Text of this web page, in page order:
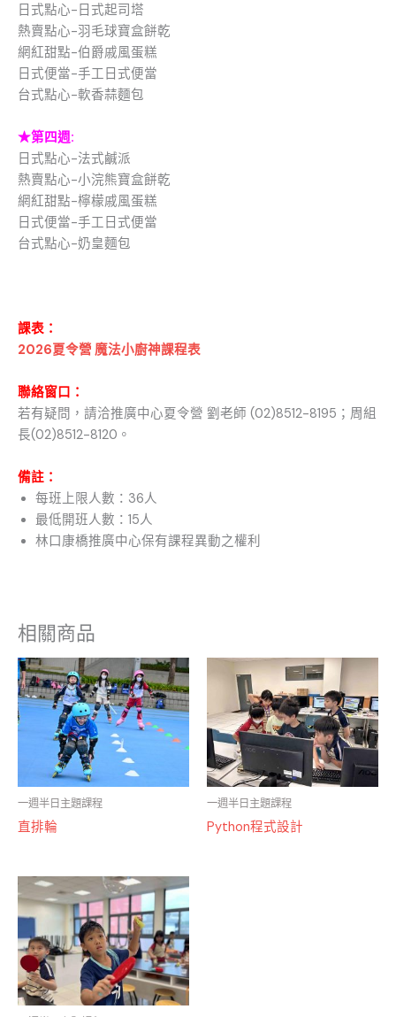
日式點心-日式起司塔
熱賣點心-羽毛球寶盒餅乾
網紅甜點-伯爵戚風蛋糕
日式便當-手工日式便當
台式點心-軟香蒜麵包
★第四週:
日式點心-法式鹹派
熱賣點心-小浣熊寶盒餅乾
網紅甜點-檸檬戚風蛋糕
日式便當-手工日式便當
台式點心-奶皇麵包
課表：
2026夏令營 魔法小廚神課程表
聯絡窗口：
若有疑問，請洽推廣中心夏令營 劉老師 (02)8512-8195；周組
長(02)8512-8120。
備註：
每班上限人數：36人
最低開班人數：15人
林口康橋推廣中心保有課程異動之權利
相關商品
一週半日主題課程
直排輪
一週半日主題課程
Python程式設計